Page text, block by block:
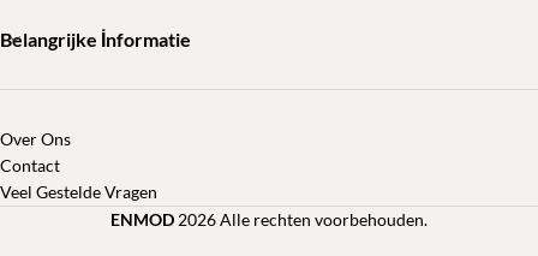
Belangrijke İnformatie
Over Ons
Contact
Veel Gestelde Vragen
ENMOD 2026 Alle rechten voorbehouden.